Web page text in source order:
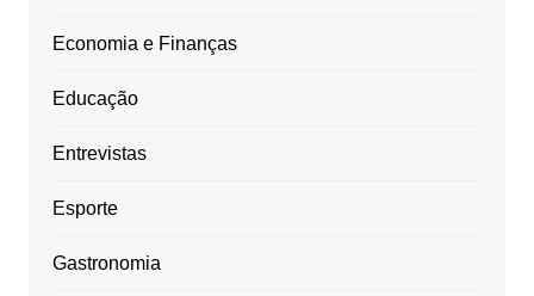
Economia e Finanças
Educação
Entrevistas
Esporte
Gastronomia